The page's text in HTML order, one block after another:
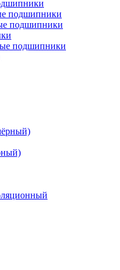
подшипники
подшипники
подшипники